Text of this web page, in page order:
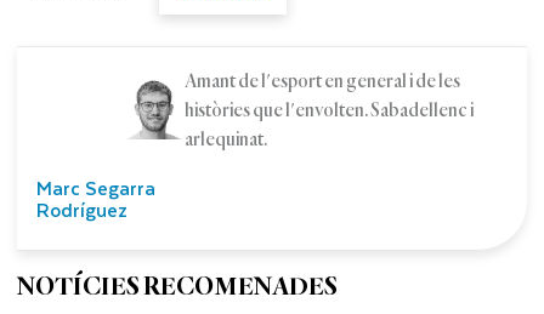
Marc Segarra
Rodríguez
Amant de l'esport en general i de les
històries que l'envolten. Sabadellenc i
arlequinat.
NOTÍCIES RECOMENADES